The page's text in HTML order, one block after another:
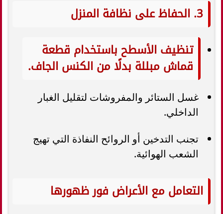
3. الحفاظ على نظافة المنزل
تنظيف الأسطح باستخدام قطعة
قماش مبللة بدلًا من الكنس الجاف.
غسل الستائر والمفروشات لتقليل الغبار
الداخلي.
تجنب التدخين أو الروائح النفاذة التي تهيج
الشعب الهوائية.
التعامل مع الأعراض فور ظهورها